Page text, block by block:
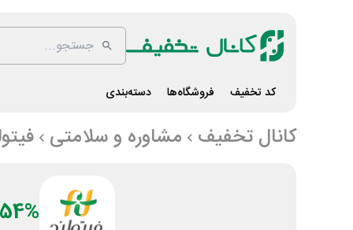
کد تخفیف فروشگاه‌ها دسته‌بندی
کانال تخفیف مشاوره و سلامتی